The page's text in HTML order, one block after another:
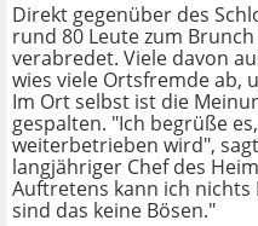
Direkt gegenüber des
rund 80 Leute zum
verabredet. Viele davon
wies viele Ortsfremde ab,
Im Ort selbst ist die
gespalten. "Ich begrüße
weiterbetrieben wird",
langjähriger Chef des
Auftretens kann ich nichts
sind das keine Bösen."